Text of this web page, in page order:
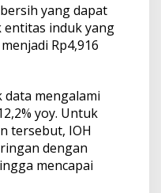
yang dapat
induk yang
Rp4,916
mengalami
yoy. Untuk
tersebut, IOH
dengan
mencapai